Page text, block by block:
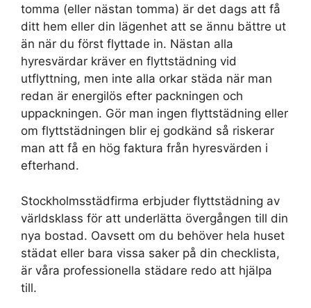
tomma (eller nästan tomma) är det dags att få
ditt hem eller din lägenhet att se ännu bättre ut
än när du först flyttade in. Nästan alla
hyresvärdar kräver en flyttstädning vid
utflyttning, men inte alla orkar städa när man
redan är energilös efter packningen och
uppackningen. Gör man ingen flyttstädning eller
om flyttstädningen blir ej godkänd så riskerar
man att få en hög faktura från hyresvärden i
efterhand.
Stockholmsstädfirma erbjuder flyttstädning av
världsklass för att underlätta övergången till din
nya bostad. Oavsett om du behöver hela huset
städat eller bara vissa saker på din checklista,
är våra professionella städare redo att hjälpa
till.